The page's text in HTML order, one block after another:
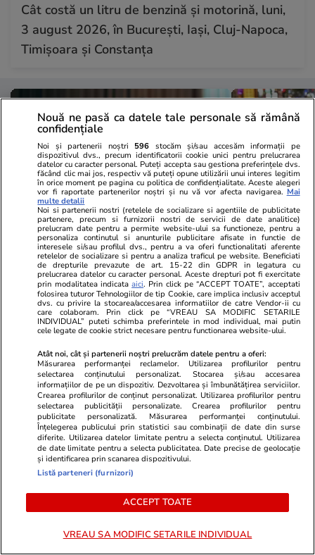
Cât costă un litru de benzină și motorină, luni,
3 august 2026, în București, Iași, Cluj-Napoca,
Timișoara și Constanța
Vacanțe și Cultură 08:48
Prea săraci pentru vacanțe: 6 din
10 români nu au bani pentru o
săptămână de concediu
Lifestyle
Un patron
făcut
dat afară
respect
Lifestyle 01 aug.
Cum se face cafeaua la presa
franceză – cum funcționează și
care sunt avantajele
Nouă ne pasă ca datele tale personale să rămână
confidențiale
Noi și partenerii noștri 596 stocăm și/sau accesăm informații pe
dispozitivul dvs., precum identificatorii cookie unici pentru prelucrarea
datelor cu caracter personal. Puteți accepta sau gestiona preferințele dvs.
făcând clic mai jos, respectiv vă puteți opune utilizării unui interes legitim
în orice moment pe pagina cu politica de confidențialitate. Aceste alegeri
vor fi raportate partenerilor noștri și nu vă vor afecta navigarea. Mai
multe detalii
Noi si partenerii nostri (retelele de socializare si agentiile de publicitate
partenere, precum si furnizorii nostri de servicii de date analitice)
prelucram date pentru a permite website-ului sa functioneze, pentru a
personaliza continutul si anunturile publicitare afisate in functie de
interesele si/sau profilul dvs., pentru a va oferi functionalitati aferente
retelelor de socializare si pentru a analiza traficul pe website. Beneficiati
de drepturile prevazute de art. 15-22 din GDPR in legatura cu
prelucrarea datelor cu caracter personal. Aceste drepturi pot fi exercitate
prin modalitatea indicataaici. Prin click pe “ACCEPT TOATE”, acceptati
folosirea tuturor Tehnologiilor de tip Cookie, care implica inclusiv acceptul
dvs. cu privire la stocarea/accesarea informatiilor de catre Vendor-ii cu
care colaboram. Prin click pe “VREAU SA MODIFIC SETARILE
INDIVIDUAL” puteti schimba preferintele in mod individual, mai putin
cele legate de cookie strict necesare pentru functionarea website-ului.
Atât noi, cât și partenerii noștri prelucrăm datele pentru a oferi:
Măsurarea performanței reclamelor. Utilizarea profilurilor pentru
selectarea conținutului personalizat. Stocarea și/sau accesarea
informațiilor de pe un dispozitiv. Dezvoltarea și îmbunătățirea serviciilor.
Crearea profilurilor de conținut personalizat. Utilizarea profilurilor pentru
selectarea publicității personalizate. Crearea profilurilor pentru
publicitate personalizată. Măsurarea performanței conținutului.
Înțelegerea publicului prin statistici sau combinații de date din surse
diferite. Utilizarea datelor limitate pentru a selecta conținutul. Utilizarea
de date limitate pentru a selecta publicitatea. Date precise de geolocație
și identificarea prin scanarea dispozitivului.
Listă parteneri (furnizori)
ACCEPT TOATE
VREAU SA MODIFIC SETARILE INDIVIDUAL